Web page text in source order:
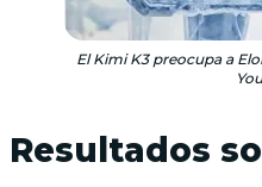
El Kimi K3 preocupa a
Resultados